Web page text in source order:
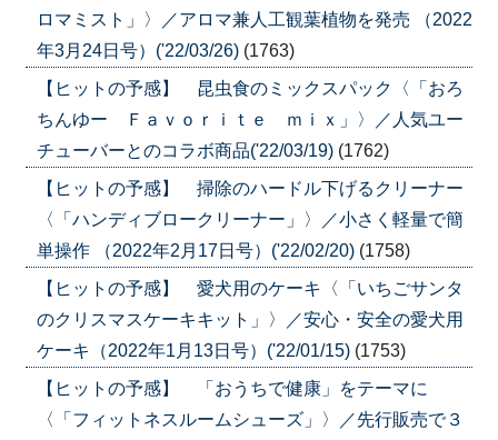
ロマミスト」〉／アロマ兼人工観葉植物を発売 （2022
年3月24日号）('22/03/26) (1763)
【ヒットの予感】 昆虫食のミックスパック〈「おろ
ちんゆー Ｆａｖｏｒｉｔｅ ｍｉｘ」〉／人気ユー
チューバーとのコラボ商品('22/03/19) (1762)
【ヒットの予感】 掃除のハードル下げるクリーナー
〈「ハンディブロークリーナー」〉／小さく軽量で簡
単操作 （2022年2月17日号）('22/02/20) (1758)
【ヒットの予感】 愛犬用のケーキ〈「いちごサンタ
のクリスマスケーキキット」〉／安心・安全の愛犬用
ケーキ（2022年1月13日号）('22/01/15) (1753)
【ヒットの予感】 「おうちで健康」をテーマに
〈「フィットネスルームシューズ」〉／先行販売で３